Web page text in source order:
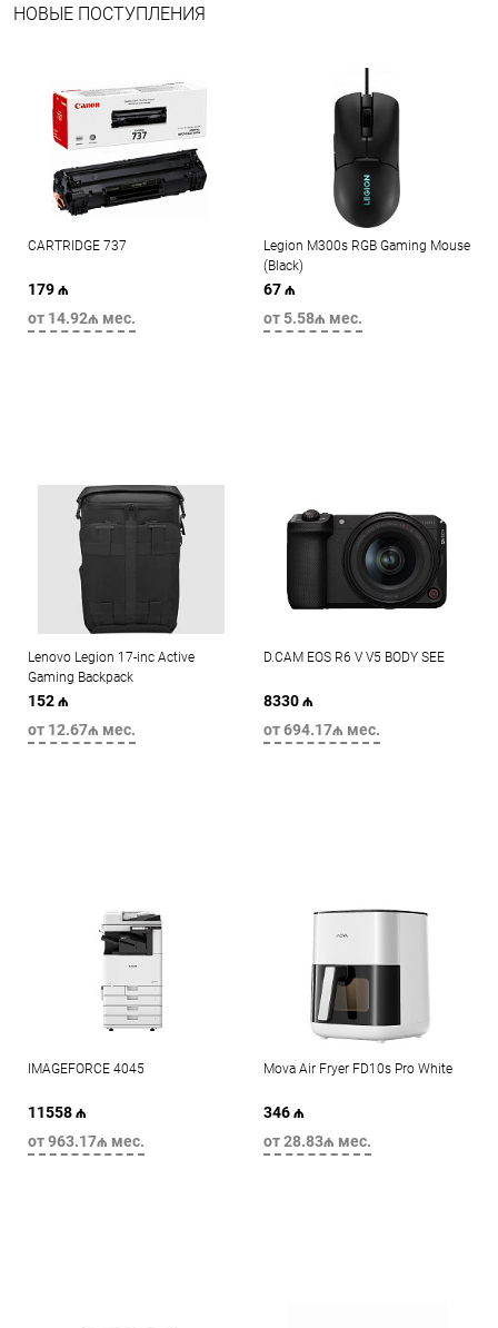
НОВЫЕ ПОСТУПЛЕНИЯ
CARTRIDGE 737
179 ₼
от 14.92₼ мес.
Legion M300s RGB Gaming Mouse
(Black)
67 ₼
от 5.58₼ мес.
Lenovo Legion 17-inc Active
Gaming Backpack
152 ₼
от 12.67₼ мес.
D.CAM EOS R6 V V5 BODY SEE
8330 ₼
от 694.17₼ мес.
IMAGEFORCE 4045
11558 ₼
от 963.17₼ мес.
Mova Air Fryer FD10s Pro White
346 ₼
от 28.83₼ мес.